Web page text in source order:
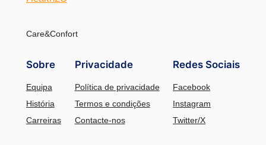
Care&Confort
Sobre
Equipa
História
Carreiras
Privacidade
Política de privacidade
Termos e condições
Contacte-nos
Redes Sociais
Facebook
Instagram
Twitter/X